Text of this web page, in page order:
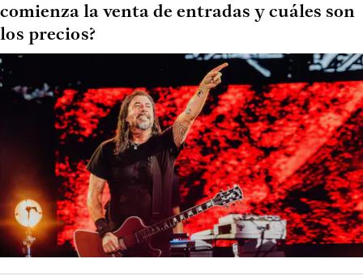
comienza la venta de entradas y cuáles son
los precios?